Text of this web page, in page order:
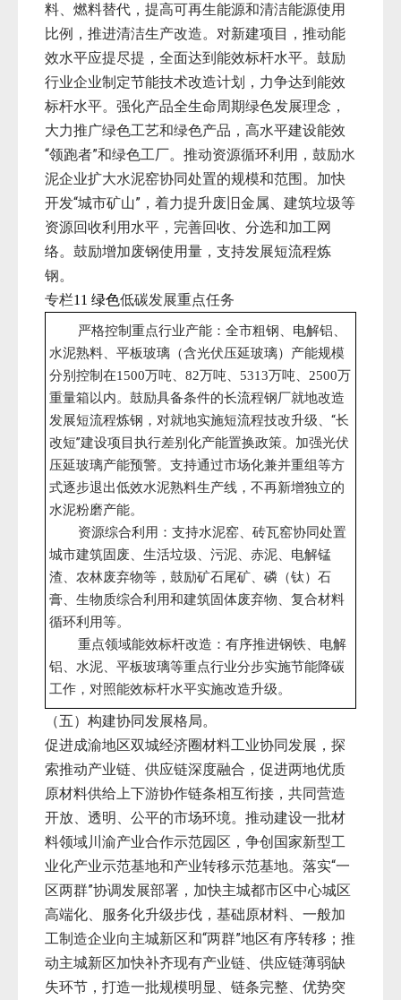
料、燃料替代，提高可再生能源和清洁能源使用
比例，推进清洁生产改造。对新建项目，推动能
效水平应提尽提，全面达到能效标杆水平。鼓励
行业企业制定节能技术改造计划，力争达到能效
标杆水平。强化产品全生命周期绿色发展理念，
大力推广绿色工艺和绿色产品，高水平建设能效
“领跑者”和绿色工厂。推动资源循环利用，鼓励水
泥企业扩大水泥窑协同处置的规模和范围。加快
开发“城市矿山”，着力提升废旧金属、建筑垃圾等
资源回收利用水平，完善回收、分选和加工网
络。鼓励增加废钢使用量，支持发展短流程炼
钢。
专栏11 绿色低碳发展重点任务
严格控制重点行业产能：全市粗钢、电解铝、
水泥熟料、平板玻璃（含光伏压延玻璃）产能规模
分别控制在1500万吨、 82万吨、 5313万吨、 2500万
重量箱以内。鼓励具备条件的长流程钢厂就地改造
发展短流程炼钢，对就地实施短流程技改升级、“长
改短”建设项目执行差别化产能置换政策。加强光伏
压延玻璃产能预警。支持通过市场化兼并重组等方
式逐步退出低效水泥熟料生产线，不再新增独立的
水泥粉磨产能。
资源综合利用：支持水泥窑、砖瓦窑协同处置
城市建筑固废、生活垃圾、污泥、赤泥、电解锰
渣、农林废弃物等，鼓励矿石尾矿、磷（钛）石
膏、生物质综合利用和建筑固体废弃物、复合材料
循环利用等。
重点领域能效标杆改造：有序推进钢铁、电解
铝、水泥、平板玻璃等重点行业分步实施节能降碳
工作，对照能效标杆水平实施改造升级。
（五）构建协同发展格局。
促进成渝地区双城经济圈材料工业协同发展，探
索推动产业链、供应链深度融合，促进两地优质
原材料供给上下游协作链条相互衔接，共同营造
开放、透明、公平的市场环境。推动建设一批材
料领域川渝产业合作示范园区，争创国家新型工
业化产业示范基地和产业转移示范基地。落实“一
区两群”协调发展部署，加快主城都市区中心城区
高端化、服务化升级步伐，基础原材料、一般加
工制造企业向主城新区和“两群”地区有序转移；推
动主城新区加快补齐现有产业链、供应链薄弱缺
失环节，打造一批规模明显、链条完整、优势突